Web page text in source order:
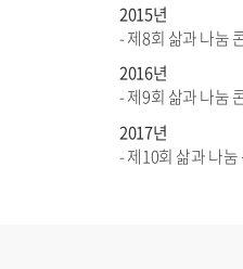
2015년
- 제8회 삶과 나눔
2016년
- 제9회 삶과 나눔
2017년
- 제10회 삶과 나